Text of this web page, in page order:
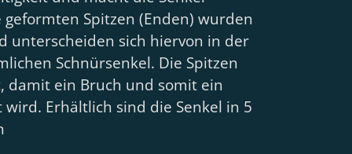
Spitzen (Enden) wurden
unterscheiden sich hiervon in der
Schnürsenkel. Die Spitzen
damit ein Bruch und somit ein
Erhältlich sind die Senkel in 5